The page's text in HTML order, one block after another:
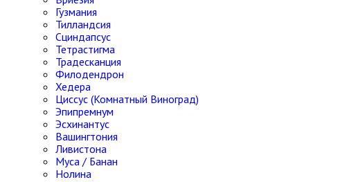
Гузмания
Тилландсия
Сциндапсус
Тетрастигма
Традесканция
Филодендрон
Хедера
Циссус (Комнатный Виноград)
Эпипремнум
Эсхинантус
Вашингтония
Ливистона
Муса / Банан
Нолина